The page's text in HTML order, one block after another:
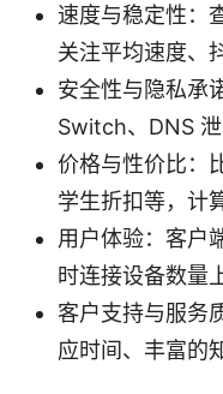
速度与稳定性：
关注平均速度、
安全性与隐私承
Switch、DNS 泄
价格与性价比：
学生折扣等，计
用户体验：客户
时连接设备数量
客户支持与服务
应时间、丰富的